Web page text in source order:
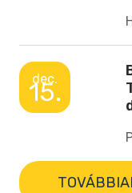
dec.
15.